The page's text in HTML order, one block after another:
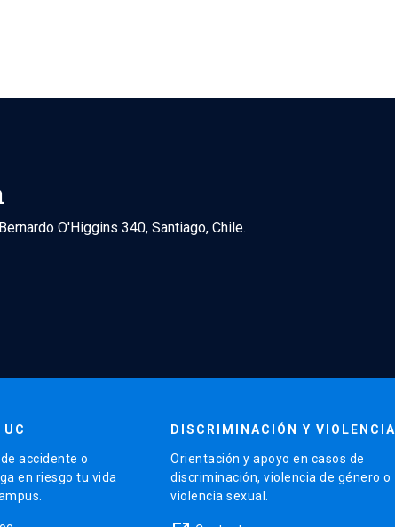
O'Higgins 340, Santiago, Chile.
UC
accidente o
en riesgo tu vida
DISCRIMINACIÓN Y VIOLENCIA
Orientación y apoyo en casos de
discriminación, violencia de género o
violencia sexual.